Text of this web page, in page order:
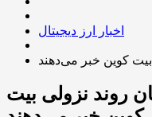
اخبار ارز دیجیتال
بیت‌ کوین خبر می‌دهند
روند نزولی بیت‌